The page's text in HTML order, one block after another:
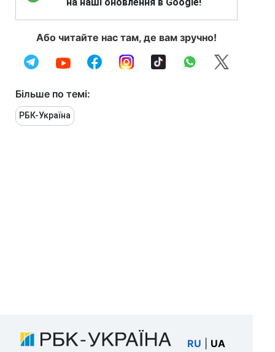
Або читайте нас там, де вам зручно!
Більше по темі:
РБК-Україна
RU UA